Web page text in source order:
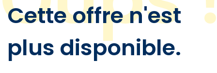
Cette offre n'est
plus disponible.